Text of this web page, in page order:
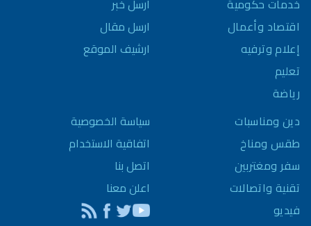
خدمات حكومية
اقتصاد وأعمال
إعلام وترفيه
تعليم
رياضة
دين ومناسبات
طقس ومناخ
سفر ومغتربين
تقنية واتصالات
فيديو
ارسل خبر
ارسل مقال
ارشيف الموقع
سياسة الخصوصية
اتفاقية الاستخدام
اتصل بنا
اعلن معنا